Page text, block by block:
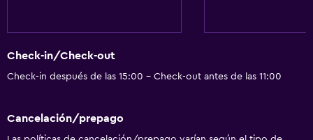
Internet
Artículos de aseo gratis
Check-in/Check-out
Check-in después de las 15:00 - Check-out antes de las 11:00
Cancelación/prepago